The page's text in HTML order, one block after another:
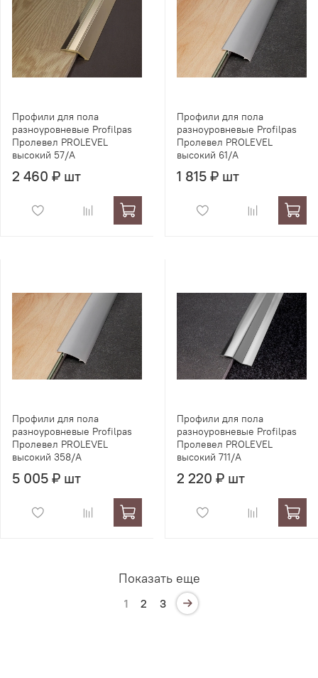
Профили для пола
разноуровневые Profilpas
Пролевел PROLEVEL
высокий 57/A
2 460 ₽ шт
Профили для пола
разноуровневые Profilpas
Пролевел PROLEVEL
высокий 61/A
1 815 ₽ шт
Профили для пола
разноуровневые Profilpas
Пролевел PROLEVEL
высокий 358/A
5 005 ₽ шт
Профили для пола
разноуровневые Profilpas
Пролевел PROLEVEL
высокий 711/A
2 220 ₽ шт
Показать еще
1 2 3